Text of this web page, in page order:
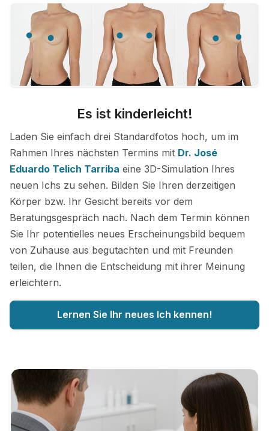
Es ist kinderleicht!
Laden Sie einfach drei Standardfotos hoch, um im
Rahmen Ihres nächsten Termins mit Dr. José
Eduardo Telich Tarriba eine 3D-Simulation Ihres
neuen Ichs zu sehen. Bilden Sie Ihren derzeitigen
Körper bzw. Ihr Gesicht bereits vor dem
Beratungsgespräch nach. Nach dem Termin können
Sie Ihr potentielles neues Erscheinungsbild bequem
von Zuhause aus begutachten und mit Freunden
teilen, die Ihnen die Entscheidung mit ihrer Meinung
erleichtern.
Lernen Sie Ihr neues Ich kennen!